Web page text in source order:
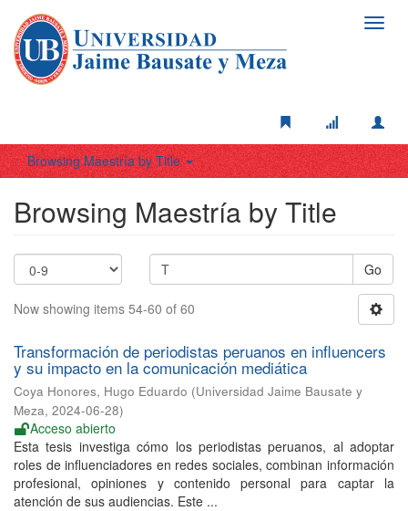
Browsing Maestría by Title
Browsing Maestría by Title
Go
Now showing items 54-60 of 60
Transformación de periodistas peruanos en influencers
y su impacto en la comunicación mediática
Coya Honores, Hugo Eduardo (Universidad Jaime Bausate y
Meza, 2024-06-28)
Acceso abierto
Esta tesis investiga cómo los periodistas peruanos, al adoptar
roles de influenciadores en redes sociales, combinan información
profesional, opiniones y contenido personal para captar la
atención de sus audiencias. Este ...